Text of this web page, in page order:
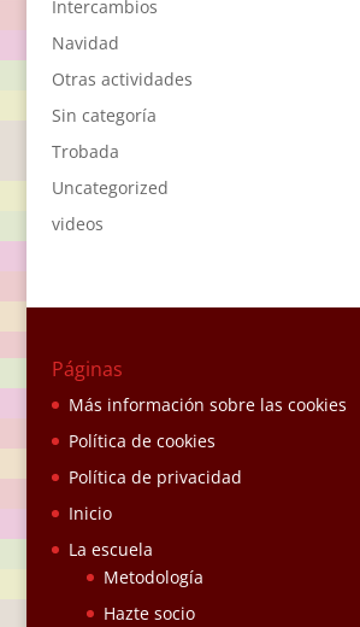
Intercambios
Navidad
Otras actividades
Sin categoría
Trobada
Uncategorized
videos
Páginas
Más información sobre las cookies
Política de cookies
Política de privacidad
Inicio
La escuela
Metodología
Hazte socio